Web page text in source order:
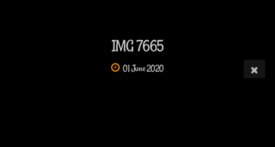
IMG 7665
01 June 2020